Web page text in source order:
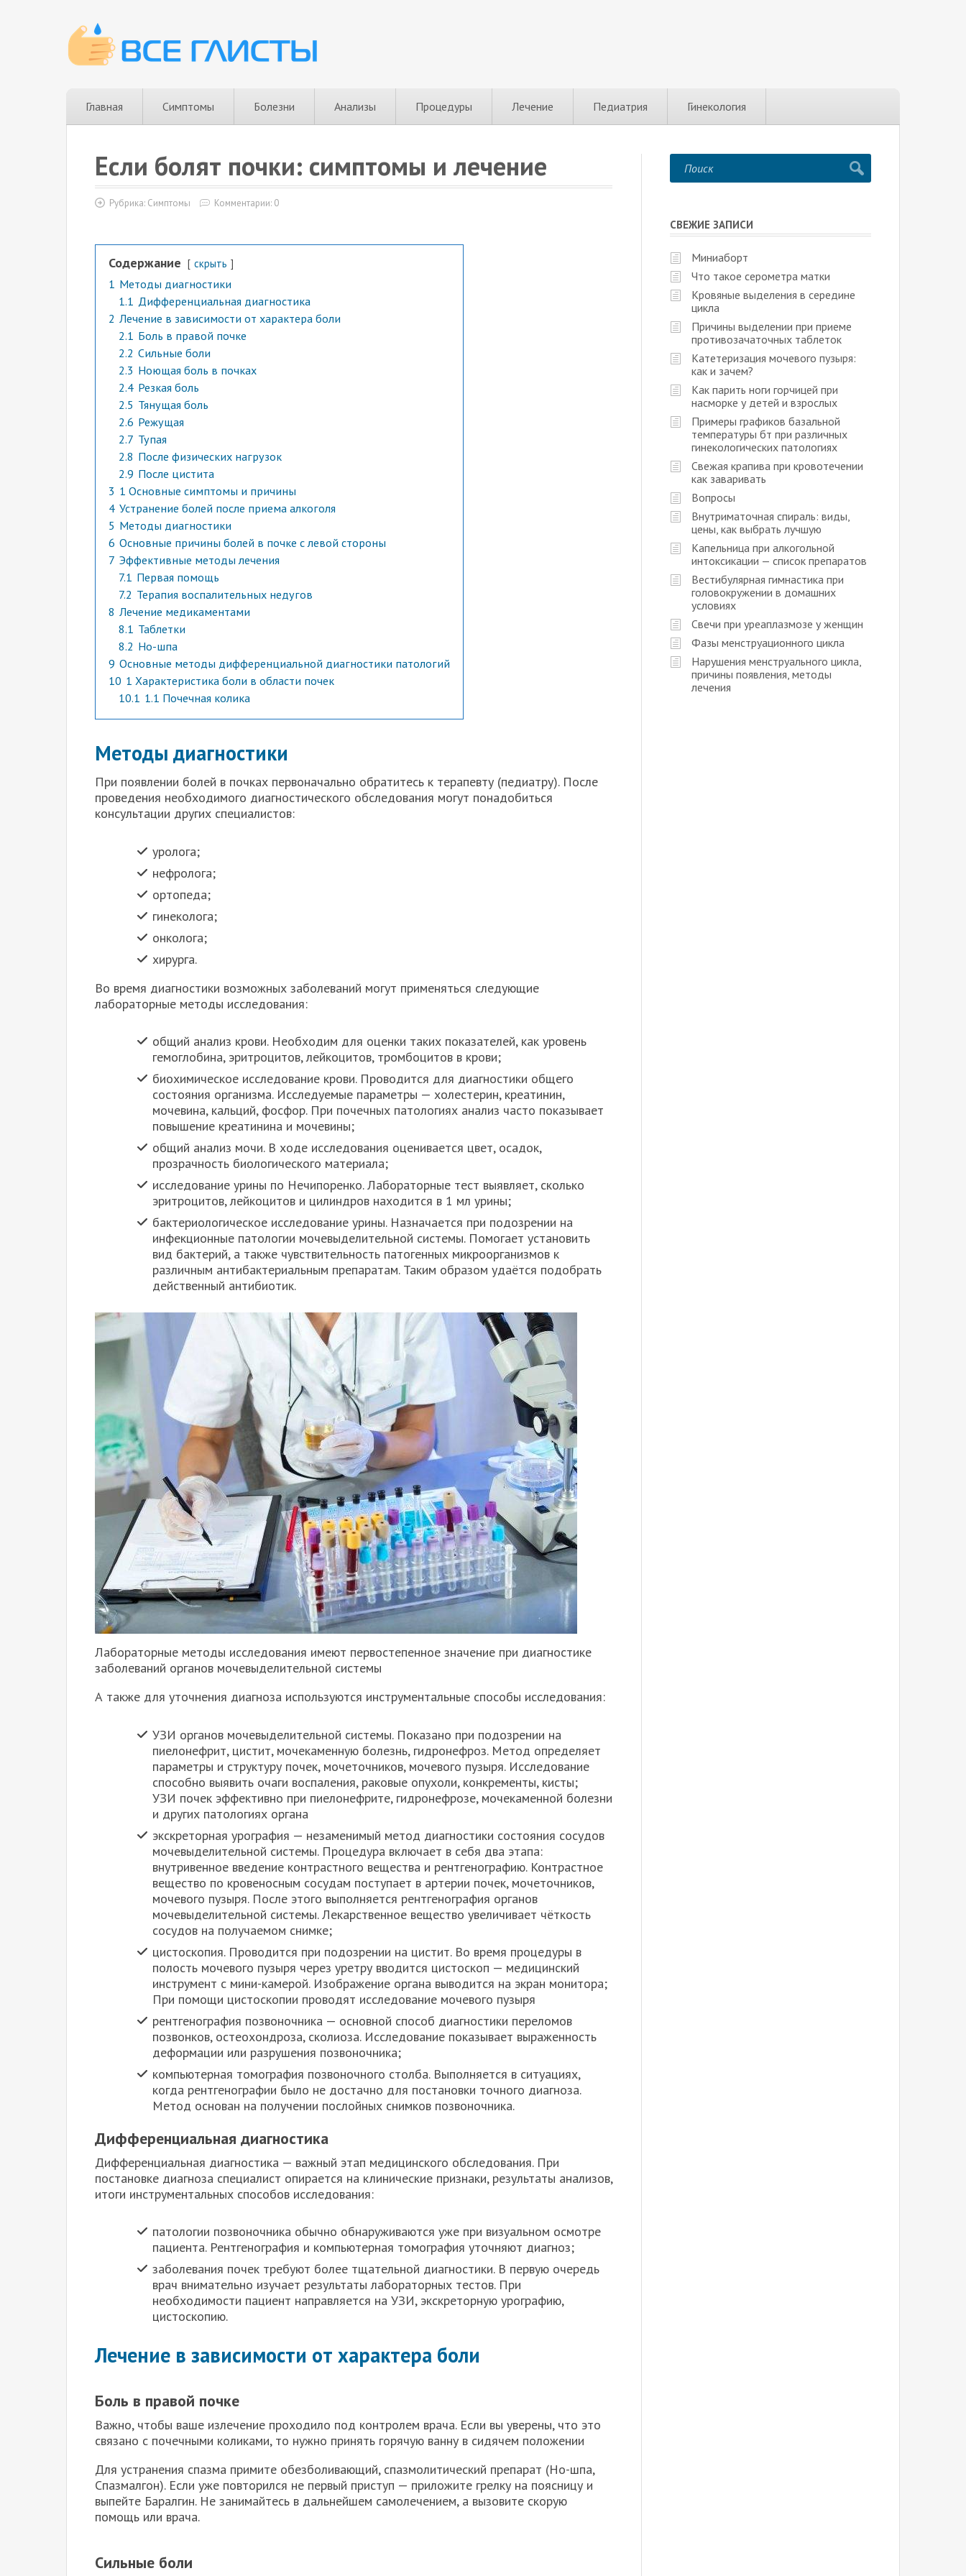
Главная Симптомы Болезни Анализы Процедуры Лечение Педиатрия Гинекология
Если болят почки: симптомы и лечение
Рубрика: Симптомы Комментарии: 0
Содержание скрыть
1 Методы диагностики
1.1 Дифференциальная диагностика
2 Лечение в зависимости от характера боли
2.1 Боль в правой почке
2.2 Сильные боли
2.3 Ноющая боль в почках
2.4 Резкая боль
2.5 Тянущая боль
2.6 Режущая
2.7 Тупая
2.8 После физических нагрузок
2.9 После цистита
3 1 Основные симптомы и причины
4 Устранение болей после приема алкоголя
5 Методы диагностики
6 Основные причины болей в почке с левой стороны
7 Эффективные методы лечения
7.1 Первая помощь
7.2 Терапия воспалительных недугов
8 Лечение медикаментами
8.1 Таблетки
8.2 Но-шпа
9 Основные методы дифференциальной диагностики патологий
10 1 Характеристика боли в области почек
10.1 1.1 Почечная колика
Методы диагностики
При появлении болей в почках первоначально обратитесь к терапевту (педиатру). После
проведения необходимого диагностического обследования могут понадобиться
консультации других специалистов:
уролога;
нефролога;
ортопеда;
гинеколога;
онколога;
хирурга.
Во время диагностики возможных заболеваний могут применяться следующие
лабораторные методы исследования:
общий анализ крови. Необходим для оценки таких показателей, как уровень
гемоглобина, эритроцитов, лейкоцитов, тромбоцитов в крови;
биохимическое исследование крови. Проводится для диагностики общего
состояния организма. Исследуемые параметры — холестерин, креатинин,
мочевина, кальций, фосфор. При почечных патологиях анализ часто показывает
повышение креатинина и мочевины;
общий анализ мочи. В ходе исследования оценивается цвет, осадок,
прозрачность биологического материала;
исследование урины по Нечипоренко. Лабораторные тест выявляет, сколько
эритроцитов, лейкоцитов и цилиндров находится в 1 мл урины;
бактериологическое исследование урины. Назначается при подозрении на
инфекционные патологии мочевыделительной системы. Помогает установить
вид бактерий, а также чувствительность патогенных микроорганизмов к
различным антибактериальным препаратам. Таким образом удаётся подобрать
действенный антибиотик.
Лабораторные методы исследования имеют первостепенное значение при диагностике
заболеваний органов мочевыделительной системы
А также для уточнения диагноза используются инструментальные способы исследования:
УЗИ органов мочевыделительной системы. Показано при подозрении на
пиелонефрит, цистит, мочекаменную болезнь, гидронефроз. Метод определяет
параметры и структуру почек, мочеточников, мочевого пузыря. Исследование
способно выявить очаги воспаления, раковые опухоли, конкременты, кисты;
УЗИ почек эффективно при пиелонефрите, гидронефрозе, мочекаменной болезни
и других патологиях органа
экскреторная урография — незаменимый метод диагностики состояния сосудов
мочевыделительной системы. Процедура включает в себя два этапа:
внутривенное введение контрастного вещества и рентгенографию. Контрастное
вещество по кровеносным сосудам поступает в артерии почек, мочеточников,
мочевого пузыря. После этого выполняется рентгенография органов
мочевыделительной системы. Лекарственное вещество увеличивает чёткость
сосудов на получаемом снимке;
цистоскопия. Проводится при подозрении на цистит. Во время процедуры в
полость мочевого пузыря через уретру вводится цистоскоп — медицинский
инструмент с мини-камерой. Изображение органа выводится на экран монитора;
При помощи цистоскопии проводят исследование мочевого пузыря
рентгенография позвоночника — основной способ диагностики переломов
позвонков, остеохондроза, сколиоза. Исследование показывает выраженность
деформации или разрушения позвоночника;
компьютерная томография позвоночного столба. Выполняется в ситуациях,
когда рентгенографии было не достачно для постановки точного диагноза.
Метод основан на получении послойных снимков позвоночника.
Дифференциальная диагностика
Дифференциальная диагностика — важный этап медицинского обследования. При
постановке диагноза специалист опирается на клинические признаки, результаты анализов,
итоги инструментальных способов исследования:
патологии позвоночника обычно обнаруживаются уже при визуальном осмотре
пациента. Рентгенография и компьютерная томография уточняют диагноз;
заболевания почек требуют более тщательной диагностики. В первую очередь
врач внимательно изучает результаты лабораторных тестов. При
необходимости пациент направляется на УЗИ, экскреторную урографию,
цистоскопию.
Лечение в зависимости от характера боли
Боль в правой почке
Важно, чтобы ваше излечение проходило под контролем врача. Если вы уверены, что это
связано с почечными коликами, то нужно принять горячую ванну в сидячем положении
Для устранения спазма примите обезболивающий, спазмолитический препарат (Но-шпа,
Спазмалгон). Если уже повторился не первый приступ — приложите грелку на поясницу и
выпейте Баралгин. Не занимайтесь в дальнейшем самолечением, а вызовите скорую
помощь или врача.
Сильные боли
СВЕЖИЕ ЗАПИСИ
Миниаборт
Что такое серометра матки
Кровяные выделения в середине
цикла
Причины выделении при приеме
противозачаточных таблеток
Катетеризация мочевого пузыря:
как и зачем?
Как парить ноги горчицей при
насморке у детей и взрослых
Примеры графиков базальной
температуры бт при различных
гинекологических патологиях
Свежая крапива при кровотечении
как заваривать
Вопросы
Внутриматочная спираль: виды,
цены, как выбрать лучшую
Капельница при алкогольной
интоксикации — список препаратов
Вестибулярная гимнастика при
головокружении в домашних
условиях
Свечи при уреаплазмозе у женщин
Фазы менструационного цикла
Нарушения менструального цикла,
причины появления, методы
лечения